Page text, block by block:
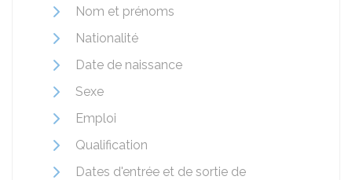
Nom et prénoms
Nationalité
Date de naissance
Sexe
Emploi
Qualification
Dates d'entrée et de sortie de